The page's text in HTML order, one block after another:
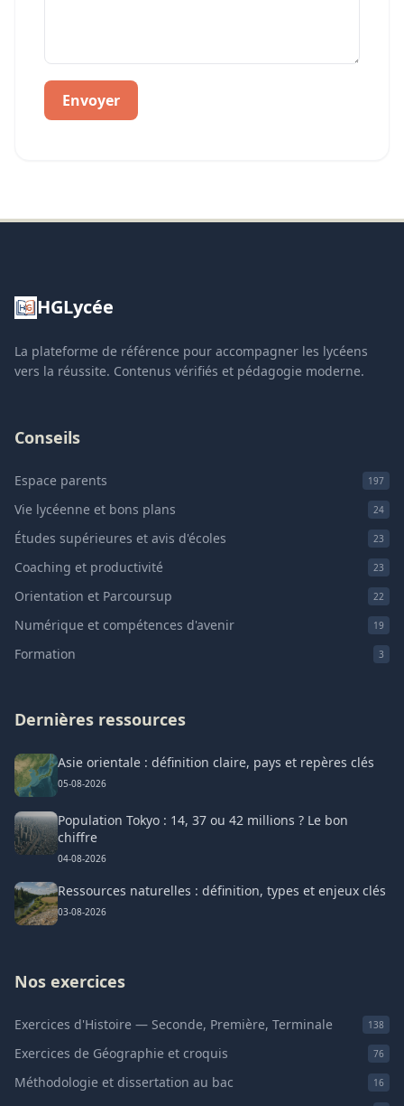
Envoyer
HGLycée
La plateforme de référence pour accompagner les lycéens
vers la réussite. Contenus vérifiés et pédagogie moderne.
Conseils
Espace parents 197
Vie lycéenne et bons plans 24
Études supérieures et avis d'écoles 23
Coaching et productivité 23
Orientation et Parcoursup 22
Numérique et compétences d'avenir 19
Formation 3
Dernières ressources
Asie orientale : définition claire, pays et repères clés
05-08-2026
Population Tokyo : 14, 37 ou 42 millions ? Le bon
chiffre
04-08-2026
Ressources naturelles : définition, types et enjeux clés
03-08-2026
Nos exercices
Exercices d'Histoire — Seconde, Première, Terminale 138
Exercices de Géographie et croquis 76
Méthodologie et dissertation au bac 16